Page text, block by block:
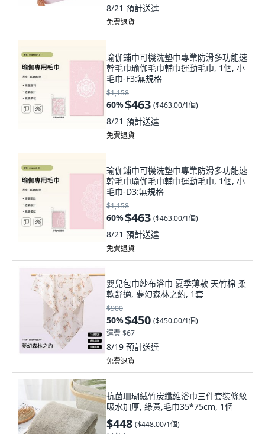
8/21 預計送達
免費退貨
瑜伽鋪巾可機洗墊巾專業防滑多功能速
幹毛巾瑜伽毛巾輔巾運動毛巾, 1個, 小
毛巾-F3:無規格
$1,158
60%$463 ($463.00/1個)
8/21 預計送達
免費退貨
瑜伽鋪巾可機洗墊巾專業防滑多功能速
幹毛巾瑜伽毛巾輔巾運動毛巾, 1個, 小
毛巾-D3:無規格
$1,158
60%$463 ($463.00/1個)
8/21 預計送達
免費退貨
嬰兒包巾紗布浴巾 夏季薄款 天竹棉 柔
軟舒適, 夢幻森林之約, 1套
$900
50%$450 ($450.00/1個)
運費 $67
8/19 預計送達
免費退貨
抗菌珊瑚絨竹炭纖維浴巾三件套裝條紋
吸水加厚, 綠黃,毛巾35*75cm, 1個
$448 ($448.00/1個)